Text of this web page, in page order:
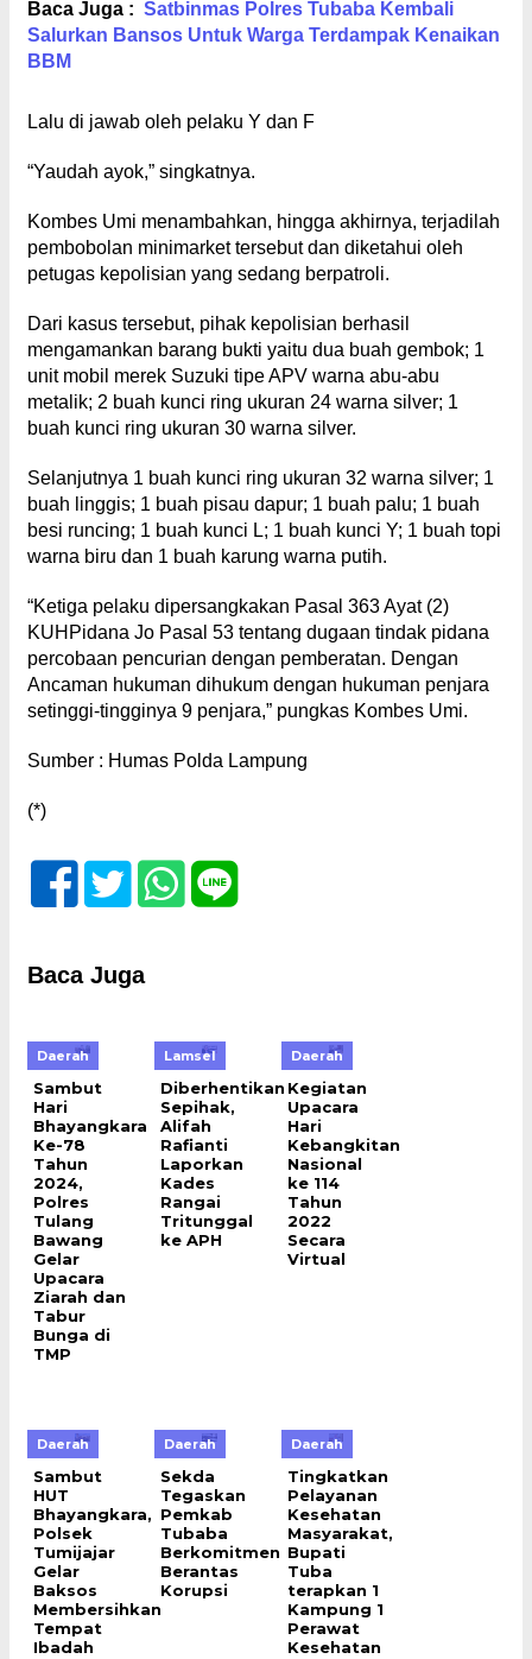
Baca Juga : Satbinmas Polres Tubaba Kembali
Salurkan Bansos Untuk Warga Terdampak Kenaikan
BBM
Lalu di jawab oleh pelaku Y dan F
“Yaudah ayok,” singkatnya.
Kombes Umi menambahkan, hingga akhirnya, terjadilah
pembobolan minimarket tersebut dan diketahui oleh
petugas kepolisian yang sedang berpatroli.
Dari kasus tersebut, pihak kepolisian berhasil
mengamankan barang bukti yaitu dua buah gembok; 1
unit mobil merek Suzuki tipe APV warna abu-abu
metalik; 2 buah kunci ring ukuran 24 warna silver; 1
buah kunci ring ukuran 30 warna silver.
Selanjutnya 1 buah kunci ring ukuran 32 warna silver; 1
buah linggis; 1 buah pisau dapur; 1 buah palu; 1 buah
besi runcing; 1 buah kunci L; 1 buah kunci Y; 1 buah topi
warna biru dan 1 buah karung warna putih.
“Ketiga pelaku dipersangkakan Pasal 363 Ayat (2)
KUHPidana Jo Pasal 53 tentang dugaan tindak pidana
percobaan pencurian dengan pemberatan. Dengan
Ancaman hukuman dihukum dengan hukuman penjara
setinggi-tingginya 9 penjara,” pungkas Kombes Umi.
Sumber : Humas Polda Lampung
(*)
Baca Juga
Daerah
Sambut
Hari
Bhayangkara
Ke-78
Tahun
2024,
Polres
Tulang
Bawang
Gelar
Upacara
Ziarah dan
Tabur
Bunga di
TMP
Lamsel
Diberhentikan
Sepihak,
Alifah
Rafianti
Laporkan
Kades
Rangai
Tritunggal
ke APH
Daerah
Kegiatan
Upacara
Hari
Kebangkitan
Nasional
ke 114
Tahun
2022
Secara
Virtual
Daerah
Sambut
HUT
Bhayangkara,
Polsek
Tumijajar
Gelar
Baksos
Membersihkan
Tempat
Ibadah
Daerah
Sekda
Tegaskan
Pemkab
Tubaba
Berkomitmen
Berantas
Korupsi
Daerah
Tingkatkan
Pelayanan
Kesehatan
Masyarakat,
Bupati
Tuba
terapkan 1
Kampung 1
Perawat
Kesehatan